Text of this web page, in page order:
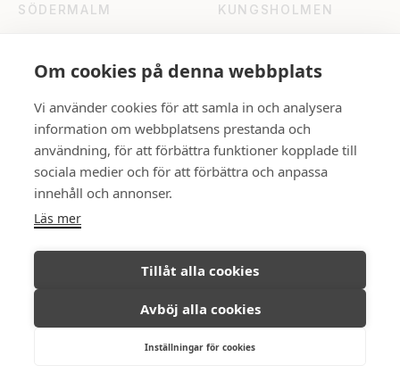
Om cookies på denna webbplats
Vi använder cookies för att samla in och analysera
information om webbplatsens prestanda och
användning, för att förbättra funktioner kopplade till
sociala medier och för att förbättra och anpassa
innehåll och annonser.
Läs mer
Tillåt alla cookies
Avböj alla cookies
Inställningar för cookies
SÖDERMALM
KUNGSHOLMEN
Skicka e-post
UPPSALA
Rådhuset
Skicka e-post
FÖLJ OSS
Ambassadör Fastighetsmäkleri © All